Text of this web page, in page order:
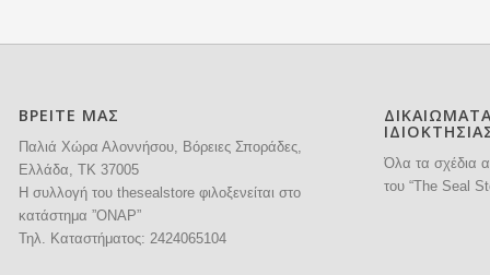
ΒΡΕΙΤΕ ΜΑΣ
Παλιά Χώρα Αλοννήσου, Βόρειες Σποράδες,
Ελλάδα, ΤΚ 37005
H συλλογή του thesealstore φιλοξενείται στο
κατάστημα ”ΟΝΑΡ”
Τηλ. Καταστήματος: 2424065104
Όλα τα σχέδια
του “The Seal